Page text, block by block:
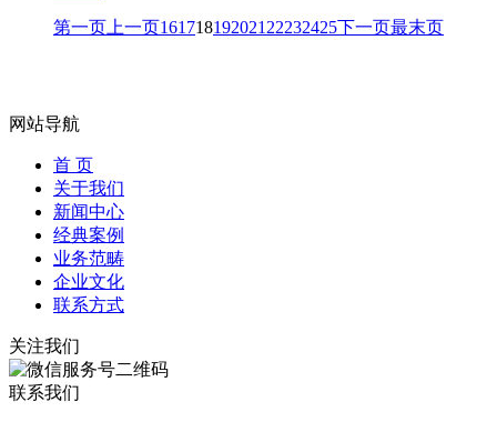
第一页 上一页161718192021 22232425下一页最末页
网站导航
首 页
关于我们
新闻中心
经典案例
业务范畴
企业文化
联系方式
关注我们
联系我们